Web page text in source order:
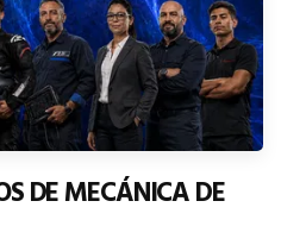
DE MECÁNICA DE